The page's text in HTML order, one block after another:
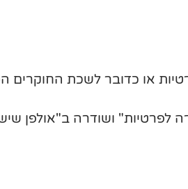
או כדובר לשכת החוקרים